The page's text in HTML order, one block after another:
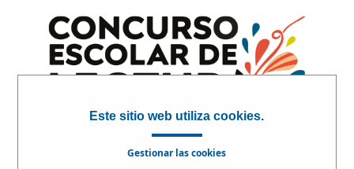
Este sitio web utiliza cookies.
Gestionar las cookies